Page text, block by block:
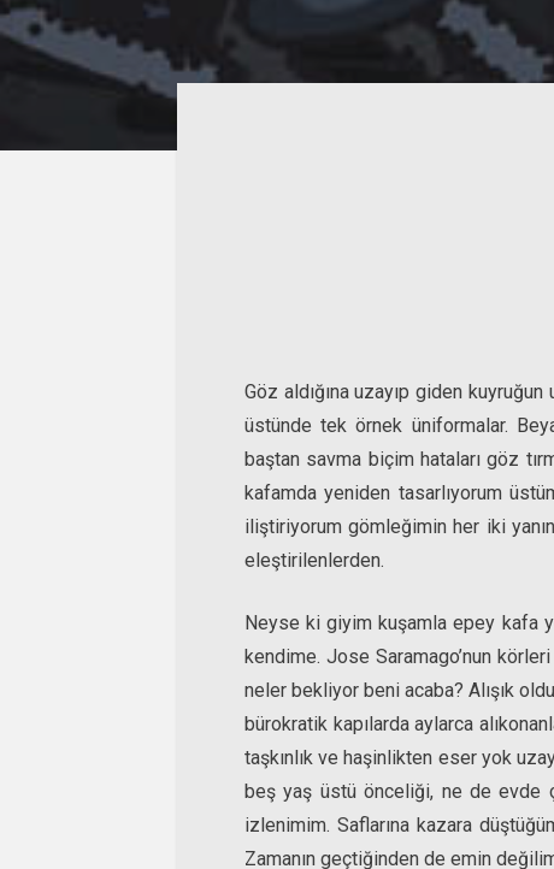
Göz aldığına uzayıp giden
üstünde tek örnek üniformalar.
baştan savma biçim hataları göz
kafamda yeniden tasarlıyorum
iliştiriyorum gömleğimin her iki
eleştirilenlerden.
Neyse ki giyim kuşamla epey kafa
kendime. Jose Saramago’nun
neler bekliyor beni acaba? Alışık
bürokratik kapılarda aylarca
taşkınlık ve haşinlikten eser yok
beş yaş üstü önceliği, ne de evde
izlenimim. Saflarına kazara
Zamanın geçtiğinden de emin